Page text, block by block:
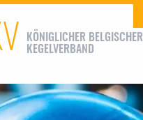
KÖNIGLICHER BELGISCHER
KEGELVERBAND